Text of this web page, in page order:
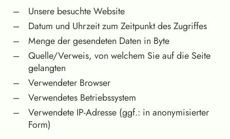
Unsere besuchte Website
Datum und Uhrzeit zum Zeitpunkt des Zugriffes
Menge der gesendeten Daten in Byte
Quelle/Verweis, von welchem Sie auf die Seite
gelangten
Verwendeter Browser
Verwendetes Betriebssystem
Verwendete IP-Adresse (ggf.: in anonymisierter
Form)